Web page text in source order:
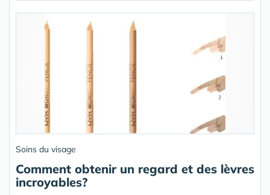
Soins du visage
Comment obtenir un regard et des lèvres
incroyables?